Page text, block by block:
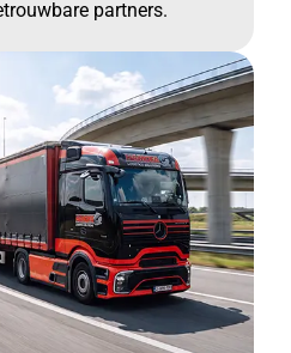
partners.